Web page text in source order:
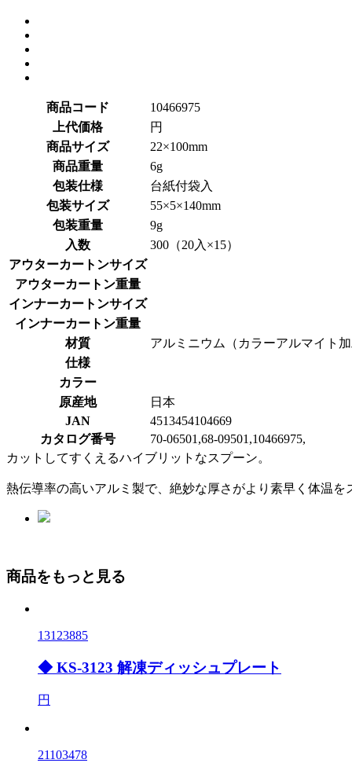
商品コード
10466975
上代価格
円
商品サイズ
22×100mm
商品重量
6g
包装仕様
台紙付袋入
包装サイズ
55×5×140mm
包装重量
9g
入数
300（20入×15）
アウターカートンサイズ
アウターカートン重量
インナーカートンサイズ
インナーカートン重量
材質
アルミニウム（カラーアルマイト
仕様
カラー
原産地
日本
JAN
4513454104669
カタログ番号
70-06501,68-09501,10466975,
カットしてすくえるハイブリットなスプーン。
熱伝導率の高いアルミ製で、絶妙な厚さがより素早く体温
商品をもっと見る
13123885
◆ KS-3123 解凍ディッシュプレート
円
21103478